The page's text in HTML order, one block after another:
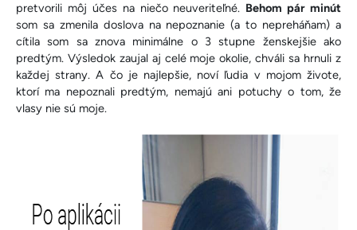
pretvorili môj účes na niečo neuveriteľné. Behom pár minút
som sa zmenila doslova na nepoznanie (a to nepreháňam) a
cítila som sa znova minimálne o 3 stupne ženskejšie ako
predtým. Výsledok zaujal aj celé moje okolie, chváli sa hrnuli z
každej strany. A čo je najlepšie, noví ľudia v mojom živote,
ktorí ma nepoznali predtým, nemajú ani potuchy o tom, že
vlasy nie sú moje.